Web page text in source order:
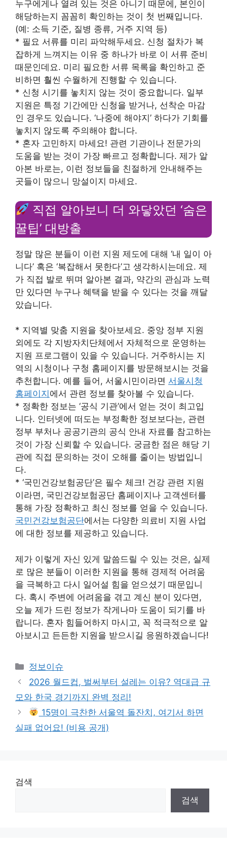
누구에게나 열려 있는 것은 아니기 때문에, 본인이
해당하는지 꼼꼼히 확인하는 것이 첫 번째입니다.
(예: 소득 기준, 질병 종류, 거주 지역 등)
* 필요 서류를 미리 파악해두세요. 신청 절차가 복
잡하게 느껴지는 이유 중 하나가 바로 이 서류 준비
때문인데요. 미리 필요한 서류 목록을 확인하고 준
비하면 훨씬 수월하게 진행할 수 있습니다.
* 신청 시기를 놓치지 않는 것이 중요합니다. 일부
지원은 특정 기간에만 신청을 받거나, 선착순 마감
인 경우도 있습니다. ‘나중에 해야지’ 하다가 기회를
놓치지 않도록 주의해야 합니다.
* 혼자 고민하지 마세요! 관련 기관이나 전문가의
도움을 받는 것이 가장 빠르고 정확합니다. 제가 알
아본 바로는, 이런 정보들을 친절하게 안내해주는
곳들이 많으니 망설이지 마세요.
직접 알아보니 더 와닿았던 ‘숨은
꿀팁’ 대방출
정말 많은 분들이 이런 지원 제도에 대해 ‘내 일이 아
니다’ 혹은 ‘복잡해서 못한다’고 생각하시는데요. 제
가 직접 발로 뛰며 알아본 결과, 약간의 관심과 노력
만 있다면 누구나 혜택을 받을 수 있다는 것을 깨달
았습니다.
* 지역별 맞춤 지원을 찾아보세요. 중앙 정부 지원
외에도 각 지방자치단체에서 자체적으로 운영하는
지원 프로그램이 있을 수 있습니다. 거주하시는 지
역의 시청이나 구청 홈페이지를 방문해보시는 것을
추천합니다. 예를 들어, 서울시민이라면 서울시청
홈페이지 에서 관련 정보를 찾아볼 수 있습니다.
* 정확한 정보는 ‘공식 기관’에서 얻는 것이 최고입
니다. 인터넷에 떠도는 부정확한 정보보다는, 관련
정부 부처나 공공기관의 공식 안내 자료를 참고하는
것이 가장 신뢰할 수 있습니다. 궁금한 점은 해당 기
관에 직접 문의하는 것이 오해를 줄이는 방법입니
다.
* ‘국민건강보험공단’은 필수 체크! 건강 관련 지원
이라면, 국민건강보험공단 홈페이지나 고객센터를
통해 가장 정확하고 최신 정보를 얻을 수 있습니다.
국민건강보험공단에서는 다양한 의료비 지원 사업
에 대한 정보를 제공하고 있습니다.
제가 이렇게 자신 있게 말씀드릴 수 있는 것은, 실제
로 많은 분들이 이러한 지원을 통해 경제적 어려움
을 극복하고 다시 일어설 힘을 얻으셨기 때문입니
다. 혹시 주변에 어려움을 겪고 계신 분이 있다면,
오늘 제가 드린 정보가 작게나마 도움이 되기를 바
랍니다. 혼자 힘들어하지 마시고, 꼭 적극적으로 알
아보시고 든든한 지원을 받으시길 응원하겠습니다!
Categories
정보이슈
2026 월드컵, 벌써부터 설레는 이유? 역대급 규
모와 한국 경기까지 완벽 정리!
15명이 극찬한 서울역 돌잔치, 여기서 하면
실패 없어요! (비용 공개)
검색
검색